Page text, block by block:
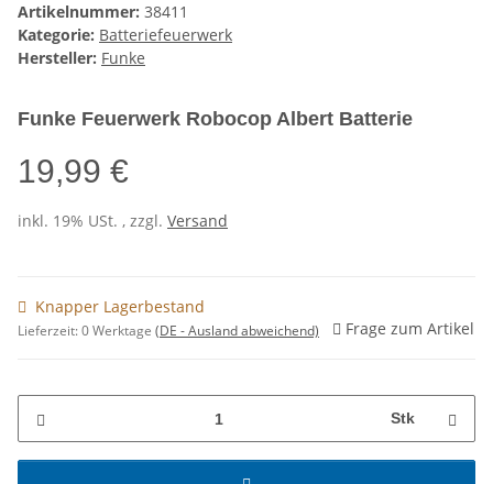
Artikelnummer: 38411
Kategorie: Batteriefeuerwerk
Hersteller: Funke
Funke Feuerwerk Robocop Albert Batterie
19,99 €
inkl. 19% USt. , zzgl. Versand
Knapper Lagerbestand
Lieferzeit:0 Werktage (DE - Ausland abweichend) Frage zum Artikel
Stk